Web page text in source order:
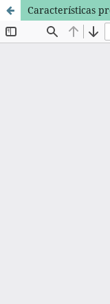
Características